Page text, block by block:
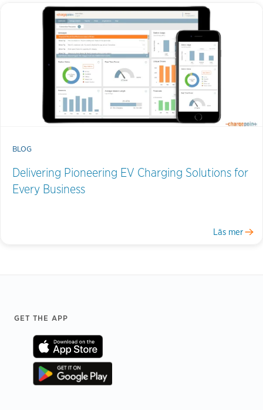
BLOG
Delivering Pioneering EV Charging Solutions for
Every Business
Läs mer
Footer
GET THE APP